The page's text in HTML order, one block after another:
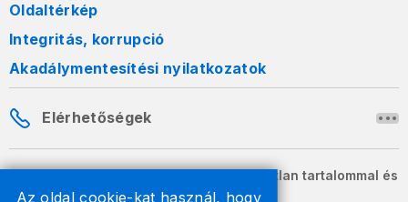
Az oldal cookie-kat használ, hogy
Oldaltérkép
Integritás, korrupció
Akadálymentesítési nyilatkozatok
Elérhetőségek
A honlapon szereplő információk változatlan tartalommal és
formában szabadon terjeszthetők.